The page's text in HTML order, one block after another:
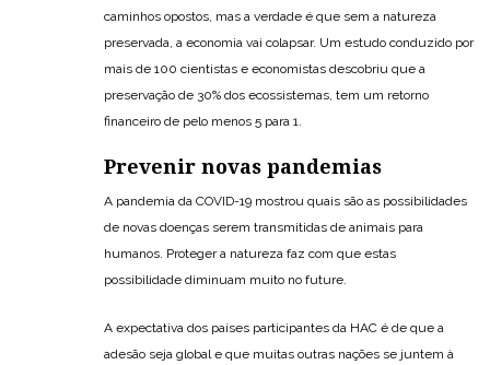
caminhos opostos, mas a verdade é que sem a natureza
preservada, a economia vai colapsar. Um estudo conduzido por
mais de 100 cientistas e economistas descobriu que a
preservação de 30% dos ecossistemas, tem um retorno
financeiro de pelo menos 5 para 1.
Prevenir novas pandemias
A pandemia da COVID-19 mostrou quais são as possibilidades
de novas doenças serem transmitidas de animais para
humanos. Proteger a natureza faz com que estas
possibilidade diminuam muito no future.
A expectativa dos países participantes da HAC é de que a
adesão seja global e que muitas outras nações se juntem à